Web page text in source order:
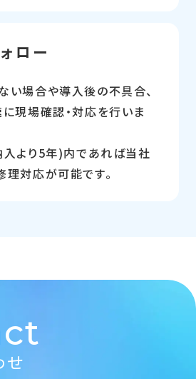
ロー
い場合や導入後の不具合、
に現場確認・対応を行いま
より5年)内であれば当社
理対応が可能です。
せ